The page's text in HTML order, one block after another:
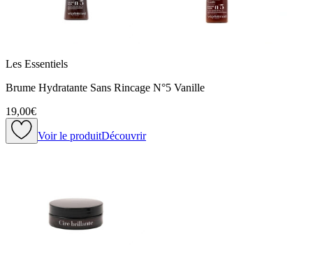
Les Essentiels
Brume Hydratante Sans Rincage N°5 Vanille
19,00€
Voir le produitDécouvrir